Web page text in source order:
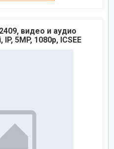
видео и аудио
5MP, 1080p, ICSEE